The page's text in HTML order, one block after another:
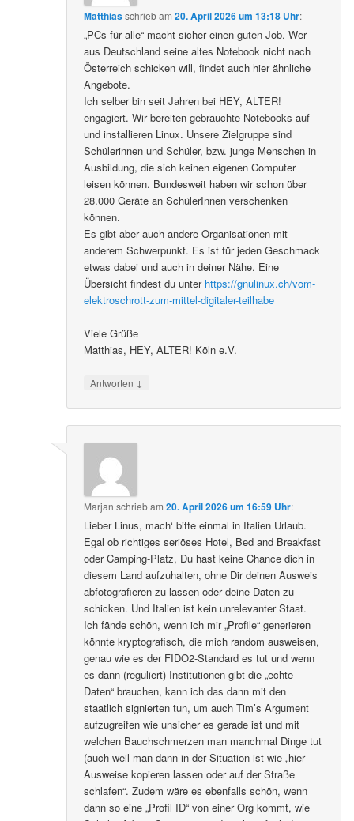
Matthiasschriebam20. April 2026 um 13:18 Uhr:
„PCs für alle“ macht sicher einen guten Job. Wer
aus Deutschland seine altes Notebook nicht nach
Österreich schicken will, findet auch hier ähnliche
Angebote.
Ich selber bin seit Jahren bei HEY, ALTER!
engagiert. Wir bereiten gebrauchte Notebooks auf
und installieren Linux. Unsere Zielgruppe sind
Schülerinnen und Schüler, bzw. junge Menschen in
Ausbildung, die sich keinen eigenen Computer
leisen können. Bundesweit haben wir schon über
28.000 Geräte an SchülerInnen verschenken
können.
Es gibt aber auch andere Organisationen mit
anderem Schwerpunkt. Es ist für jeden Geschmack
etwas dabei und auch in deiner Nähe. Eine
Übersicht findest du unter https://gnulinux.ch/vom-
elektroschrott-zum-mittel-digitaler-teilhabe
Viele Grüße
Matthias, HEY, ALTER! Köln e.V.
Antworten ↓
Marjan schriebam20. April 2026 um 16:59 Uhr:
Lieber Linus, mach‘ bitte einmal in Italien Urlaub.
Egal ob richtiges seriöses Hotel, Bed and Breakfast
oder Camping-Platz, Du hast keine Chance dich in
diesem Land aufzuhalten, ohne Dir deinen Ausweis
abfotografieren zu lassen oder deine Daten zu
schicken. Und Italien ist kein unrelevanter Staat.
Ich fände schön, wenn ich mir „Profile“ generieren
könnte kryptografisch, die mich random ausweisen,
genau wie es der FIDO2-Standard es tut und wenn
es dann (reguliert) Institutionen gibt die „echte
Daten“ brauchen, kann ich das dann mit den
staatlich signierten tun, um auch Tim’s Argument
aufzugreifen wie unsicher es gerade ist und mit
welchen Bauchschmerzen man manchmal Dinge tut
(auch weil man dann in der Situation ist wie „hier
Ausweise kopieren lassen oder auf der Straße
schlafen“. Zudem wäre es ebenfalls schön, wenn
dann so eine „Profil ID“ von einer Org kommt, wie